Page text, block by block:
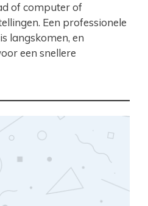
of computer of
Een professionele
langskomen, en
een snellere